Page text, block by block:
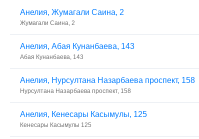
Анелия, ​Жумагали Саина, 2
​Жумагали Саина, 2
Анелия, ​Абая Кунанбаева, 143
​Абая Кунанбаева, 143
Анелия, ​Нурсултана Назарбаева проспект, 158
​Нурсултана Назарбаева проспект, 158
Анелия, ​Кенесары Касымулы, 125
Кенесары Касымулы 125